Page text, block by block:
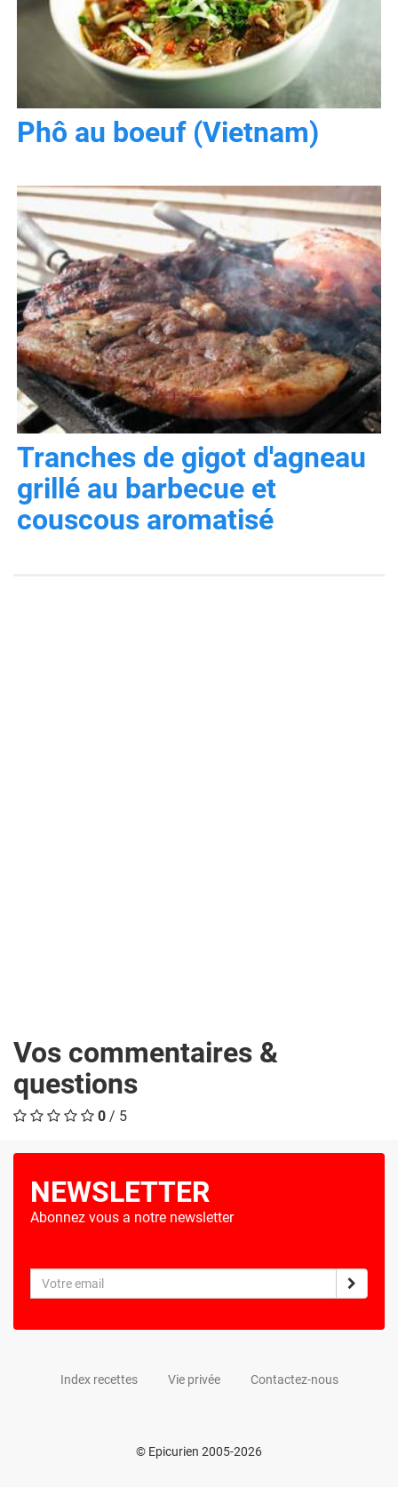
Phô au boeuf (Vietnam)
Tranches de gigot d'agneau
grillé au barbecue et
couscous aromatisé
Vos commentaires &
questions
0 / 5
NEWSLETTER
Abonnez vous a notre newsletter
Index recettes Vie privée Contactez-nous
© Epicurien 2005-2026